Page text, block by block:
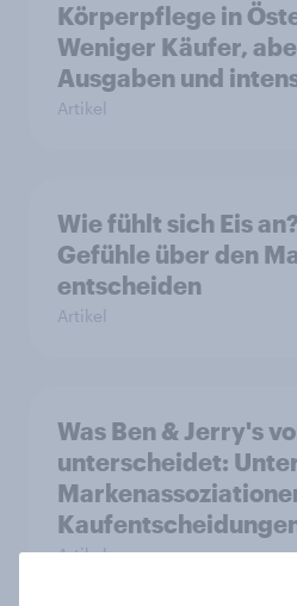
Körperpflege in
Weniger Käufer,
Ausgaben und
Artikel
Wie fühlt sich Eis
Gefühle über den
entscheiden
Artikel
Was Ben & Jerry's
unterscheidet:
Artikel